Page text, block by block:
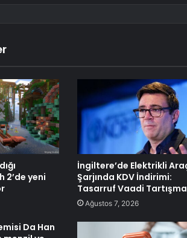
2’de yeni
İngiltere’de Elektrikli
Şarjında KDV İndirimi:
Tasarruf Vaadi
Ağustos 7, 2026
Da Han